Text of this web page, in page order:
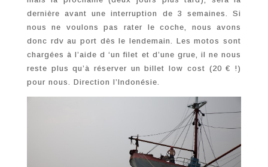
dernière avant une interruption de 3 semaines. Si
nous ne voulons pas rater le coche, nous avons
donc rdv au port dès le lendemain. Les motos sont
chargées à l’aide d ‘un filet et d’une grue, il ne nous
reste plus qu’à réserver un billet low cost (20 € !)
pour nous. Direction l’Indonésie.